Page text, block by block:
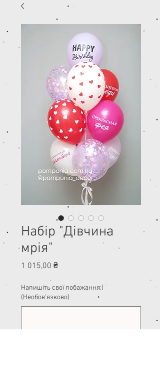
Набір "Дівчина
мрія"
1 015,00 ₴Ціна
Напишіть свої побажання:)
(Необов'язково)